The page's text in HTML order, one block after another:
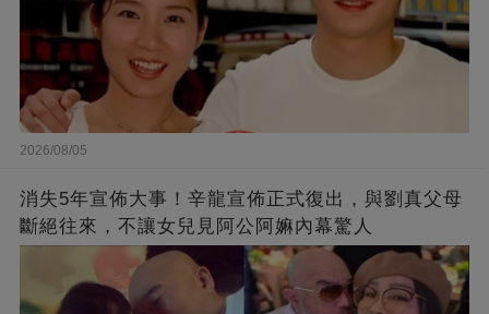
2026/08/05
消失5年宣佈大事！辛龍宣佈正式復出，與劉真父母
斷絕往來，不讓女兒見阿公阿嫲內幕驚人